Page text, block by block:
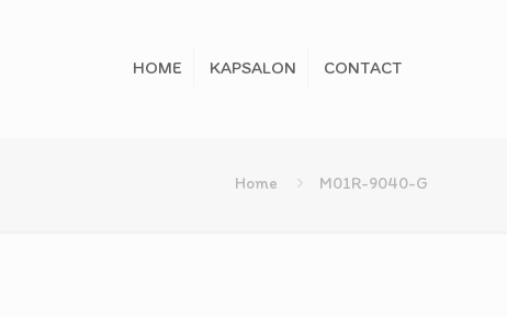
HOME KAPSALON CONTACT
Home M01R-9040-G